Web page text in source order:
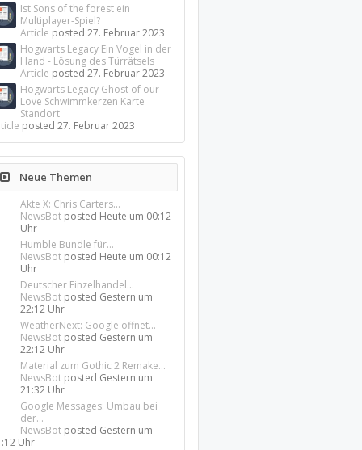
Ist Sons of the forest ein
Multiplayer-Spiel?
Article posted27. Februar 2023
Hogwarts Legacy Ein Vogel in der
Hand - Lösung des Türrätsels
Article posted27. Februar 2023
Hogwarts Legacy Ghost of our
Love Schwimmkerzen Karte
Standort
posted27. Februar 2023
Neue Themen
Akte X: Chris Carters...
NewsBot posted Heute um 00:12
Uhr
Humble Bundle für...
NewsBot posted Heute um 00:12
Uhr
Deutscher Einzelhandel...
NewsBot posted Gestern um
22:12 Uhr
WeatherNext: Google öffnet...
NewsBot posted Gestern um
22:12 Uhr
Material zum Gothic 2 Remake...
NewsBot posted Gestern um
21:32 Uhr
Google Messages: Umbau bei
der...
NewsBot posted Gestern um
Uhr